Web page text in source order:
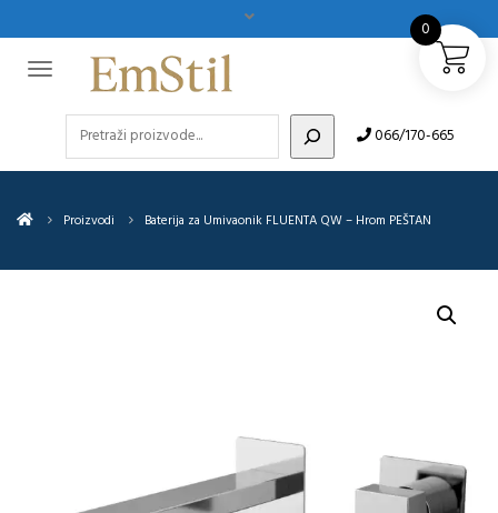
066/170-665
Proizvodi Baterija za Umivaonik FLUENTA QW – Hrom PEŠTAN
0